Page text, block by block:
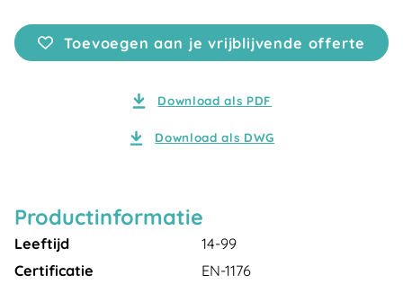
Toevoegen aan je vrijblijvende offerte
Download als PDF
Download als DWG
Productinformatie
Leeftijd
14-99
Certificatie
EN-1176